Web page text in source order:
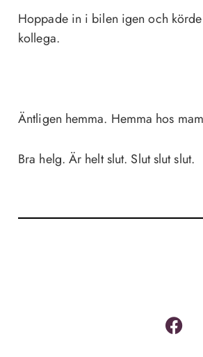
Hoppade in i bilen igen och
kollega.
Äntligen hemma. Hemma hos
Bra helg. Är helt slut. Slut slut slut.